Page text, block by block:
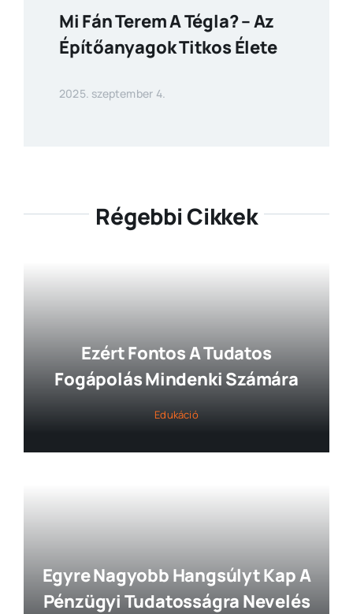
Mi Fán Terem A Tégla? – Az
Építőanyagok Titkos Élete
2025. szeptember 4.
Régebbi Cikkek
Ezért Fontos A Tudatos
Fogápolás Mindenki Számára
Edukáció
Egyre Nagyobb Hangsúlyt Kap A
Pénzügyi Tudatosságra Nevelés